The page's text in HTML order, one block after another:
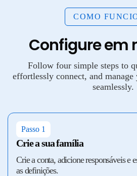
COMO
Configure em
Follow four simple steps to
effortlessly connect, and
seamlessly.
Passo 1
Crie a sua família
Crie a conta, adicione responsáveis e
as definições.